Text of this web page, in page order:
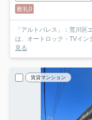
敷礼0
「アルトパレス」：荒川
は、オートロック・TVイン
見る
賃貸マンション